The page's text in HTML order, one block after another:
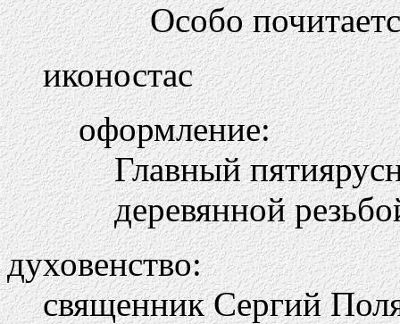
Особо
иконостас
оформление:
Главный
деревянной
духовенство:
священник Сергий